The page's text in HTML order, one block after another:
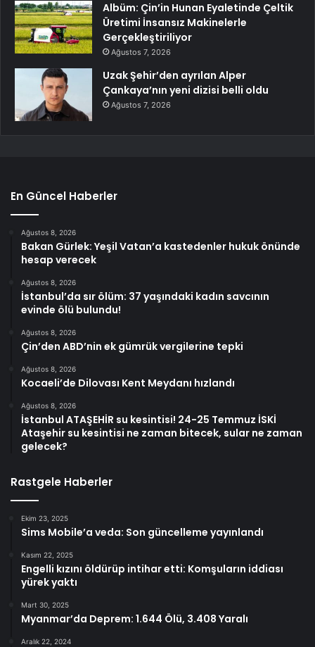
Albüm: Çin’in Hunan Eyaletinde Çeltik
Üretimi İnsansız Makinelerle
Gerçekleştiriliyor
Ağustos 7, 2026
Uzak Şehir’den ayrılan Alper
Çankaya’nın yeni dizisi belli oldu
Ağustos 7, 2026
En Güncel Haberler
Ağustos 8, 2026
Bakan Gürlek: Yeşil Vatan’a kastedenler hukuk önünde
hesap verecek
Ağustos 8, 2026
İstanbul’da sır ölüm: 37 yaşındaki kadın savcının
evinde ölü bulundu!
Ağustos 8, 2026
Çin’den ABD’nin ek gümrük vergilerine tepki
Ağustos 8, 2026
Kocaeli’de Dilovası Kent Meydanı hızlandı
Ağustos 8, 2026
İstanbul ATAŞEHİR su kesintisi! 24-25 Temmuz İSKİ
Ataşehir su kesintisi ne zaman bitecek, sular ne zaman
gelecek?
Rastgele Haberler
Ekim 23, 2025
Sims Mobile’a veda: Son güncelleme yayınlandı
Kasım 22, 2025
Engelli kızını öldürüp intihar etti: Komşuların iddiası
yürek yaktı
Mart 30, 2025
Myanmar’da Deprem: 1.644 Ölü, 3.408 Yaralı
Aralık 22, 2024